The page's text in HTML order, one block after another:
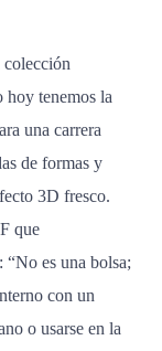
tenemos la
una carrera
de formas y
3D fresco.
que
“No es una bolsa;
con un
o usarse en la